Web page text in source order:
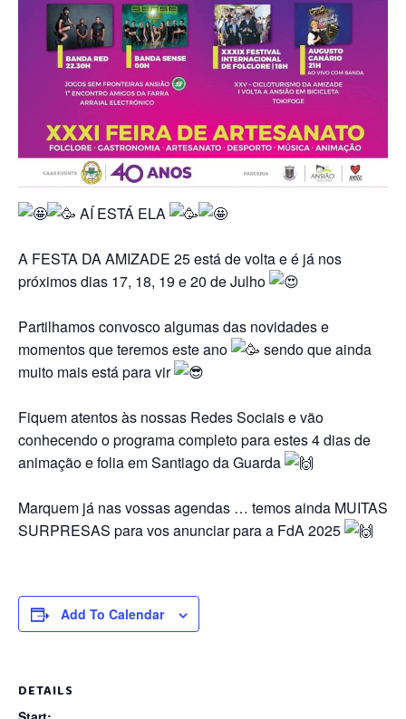
AÍ ESTÁ ELA
A FESTA DA AMIZADE 25 está de volta e é já nos
próximos dias 17, 18, 19 e 20 de Julho
Partilhamos convosco algumas das novidades e
momentos que teremos este ano
sendo que ainda
muito mais está para vir
Fiquem atentos às nossas Redes Sociais e vão
conhecendo o programa completo para estes 4 dias de
animação e folia em Santiago da Guarda
Marquem já nas vossas agendas … temos ainda MUITAS
SURPRESAS para vos anunciar para a FdA 2025
Add To Calendar
DETAILS